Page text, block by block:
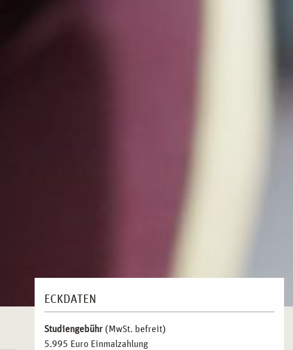
ECKDATEN
Studiengebühr (MwSt. befreit)
5.995 Euro Einmalzahlung